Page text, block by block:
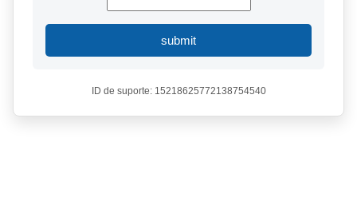
submit
ID de suporte: 15218625772138754540